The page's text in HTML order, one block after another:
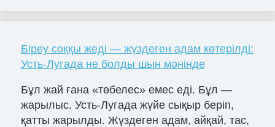
Біреу соққы жеді — жүздеген адам көтерілді:
Усть-Лугада не болды шын мәнінде
Бұл жай ғана «төбелес» емес еді. Бұл —
жарылыс. Усть-Лугада жүйе сықыр беріп,
қатты жарылды. Жүздеген адам, айқай, тас,